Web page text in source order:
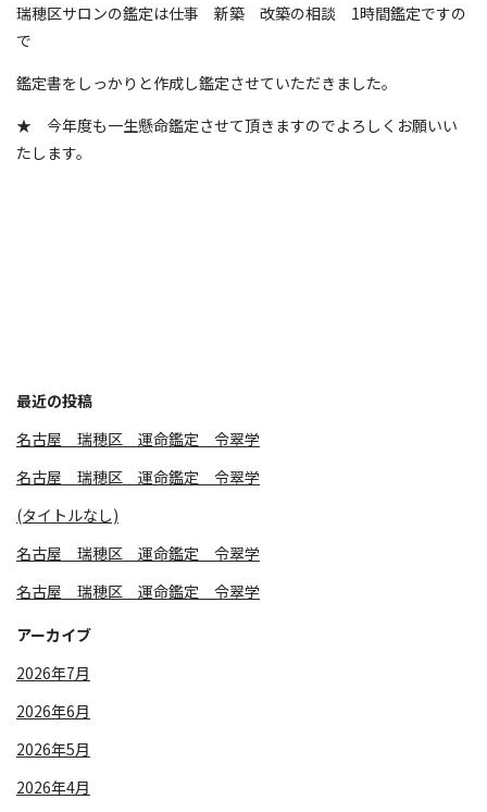
瑞穂区サロンの鑑定は仕事 新築 改築の相談 1時間鑑定ですの
で
鑑定書をしっかりと作成し鑑定させていただきました。
★ 今年度も一生懸命鑑定させて頂きますのでよろしくお願いい
たします。
最近の投稿
名古屋 瑞穂区 運命鑑定 令翠学
名古屋 瑞穂区 運命鑑定 令翠学
(タイトルなし)
名古屋 瑞穂区 運命鑑定 令翠学
名古屋 瑞穂区 運命鑑定 令翠学
アーカイブ
2026年7月
2026年6月
2026年5月
2026年4月